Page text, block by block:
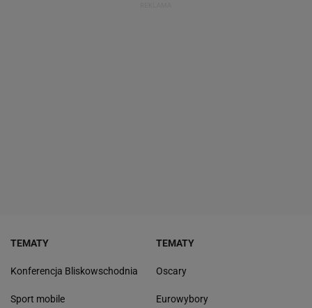
TEMATY
Konferencja Bliskowschodnia
Sport mobile
TEMATY
Oscary
Eurowybory